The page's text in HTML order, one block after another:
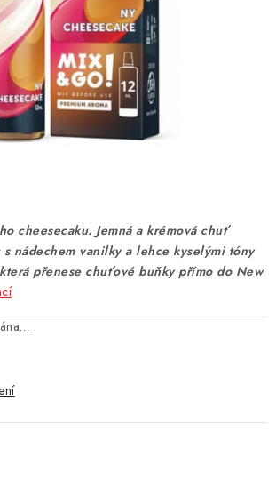
cheesecaku. Jemná a krémová chuť
nádechem vanilky a lehce kyselými tóny
přenese chuťové buňky přímo do New